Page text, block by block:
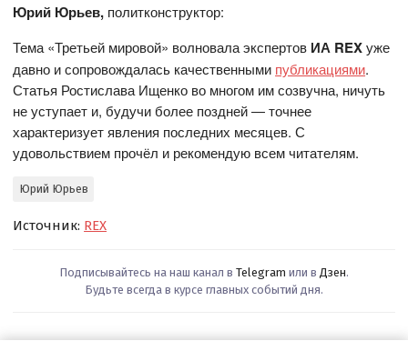
Юрий Юрьев, политконструктор:
Тема «Третьей мировой» волновала экспертов ИА REXуже
давно и сопровождалась качественными публикациями.
Статья Ростислава Ищенко во многом им созвучна, ничуть
не уступает и, будучи более поздней — точнее
характеризует явления последних месяцев. С
удовольствием прочёл и рекомендую всем читателям.
Юрий Юрьев
Источник: REX
Подписывайтесь на наш канал в Telegram или в Дзен.
Будьте всегда в курсе главных событий дня.